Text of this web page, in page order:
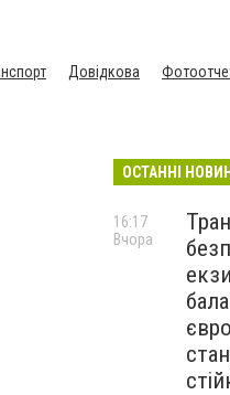
Довідкова
ОСТАННІ
16:17
Вчора